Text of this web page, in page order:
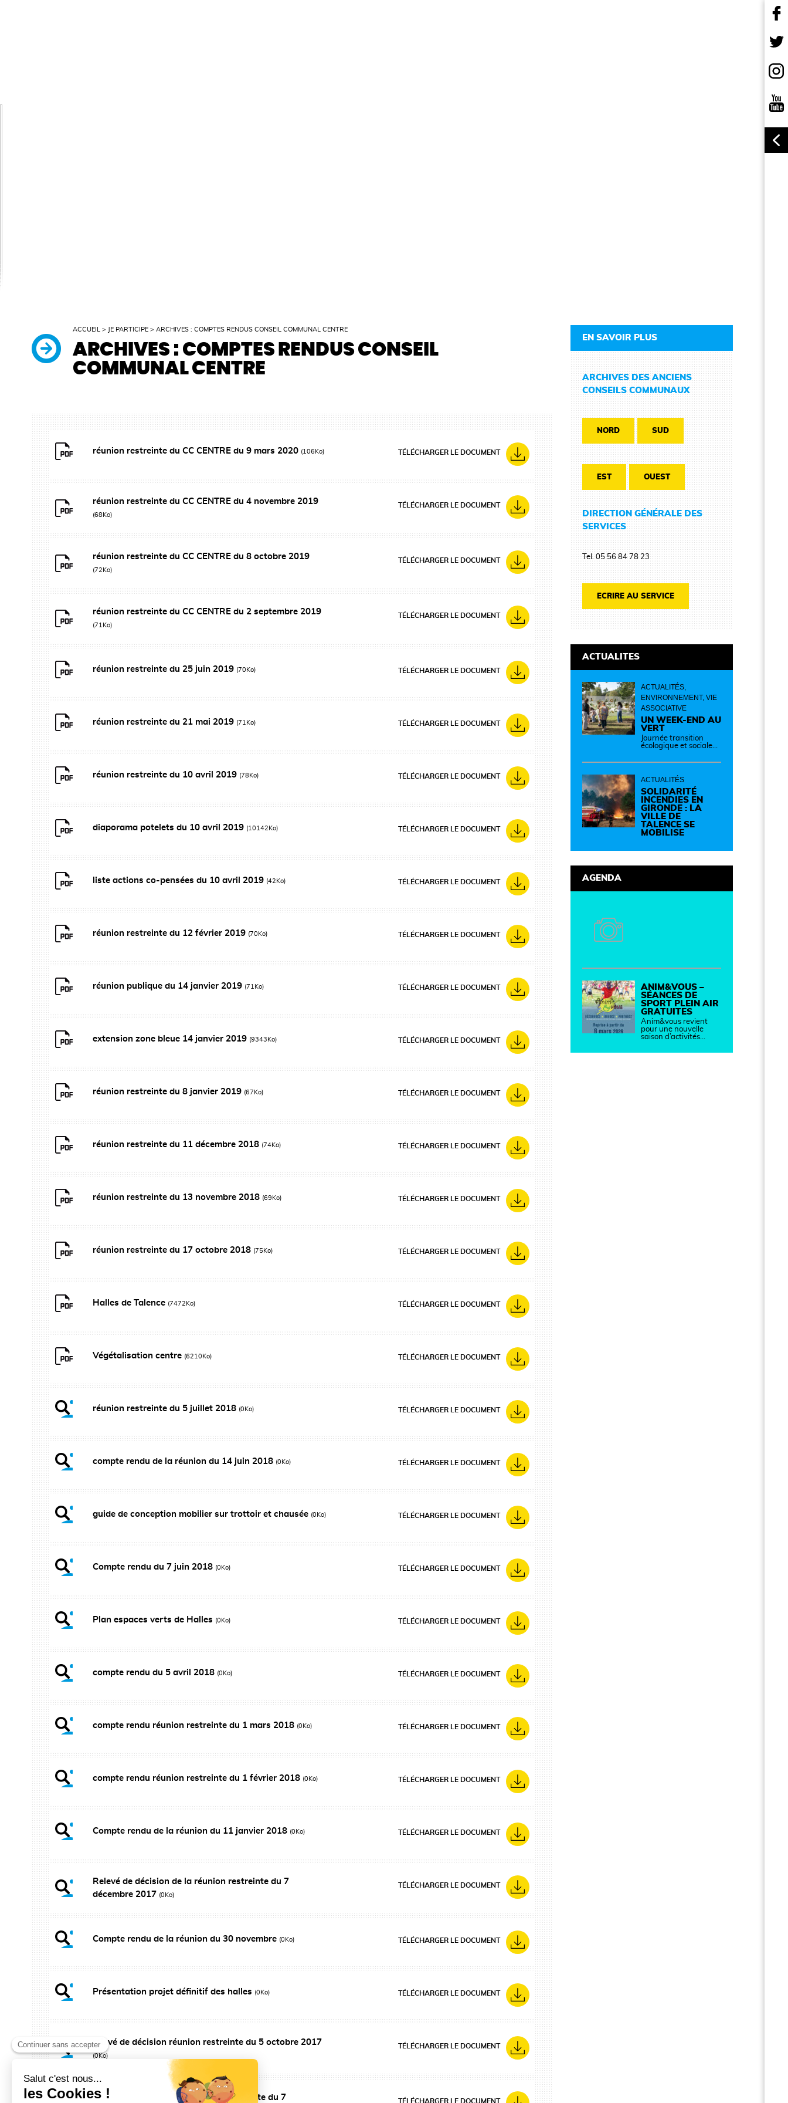
ACCUEIL > JE PARTICIPE >ARCHIVES : COMPTES RENDUS CONSEIL COMMUNAL CENTRE
ARCHIVES : COMPTES RENDUS CONSEIL
COMMUNAL CENTRE
réunion restreinte du CC CENTRE du 9 mars 2020 (106Ko) TÉLÉCHARGER LE DOCUMENT
réunion restreinte du CC CENTRE du 4 novembre 2019
(68Ko)
TÉLÉCHARGER LE DOCUMENT
réunion restreinte du CC CENTRE du 8 octobre 2019
(72Ko)
TÉLÉCHARGER LE DOCUMENT
réunion restreinte du CC CENTRE du 2 septembre 2019
(71Ko)
TÉLÉCHARGER LE DOCUMENT
réunion restreinte du 25 juin 2019 (70Ko) TÉLÉCHARGER LE DOCUMENT
réunion restreinte du 21 mai 2019 (71Ko) TÉLÉCHARGER LE DOCUMENT
réunion restreinte du 10 avril 2019 (78Ko) TÉLÉCHARGER LE DOCUMENT
diaporama potelets du 10 avril 2019 (10142Ko) TÉLÉCHARGER LE DOCUMENT
liste actions co-pensées du 10 avril 2019 (42Ko) TÉLÉCHARGER LE DOCUMENT
réunion restreinte du 12 février 2019 (70Ko) TÉLÉCHARGER LE DOCUMENT
réunion publique du 14 janvier 2019 (71Ko) TÉLÉCHARGER LE DOCUMENT
extension zone bleue 14 janvier 2019 (9343Ko) TÉLÉCHARGER LE DOCUMENT
réunion restreinte du 8 janvier 2019 (67Ko) TÉLÉCHARGER LE DOCUMENT
réunion restreinte du 11 décembre 2018 (74Ko) TÉLÉCHARGER LE DOCUMENT
réunion restreinte du 13 novembre 2018 (69Ko) TÉLÉCHARGER LE DOCUMENT
réunion restreinte du 17 octobre 2018 (75Ko) TÉLÉCHARGER LE DOCUMENT
Halles de Talence (7472Ko) TÉLÉCHARGER LE DOCUMENT
Végétalisation centre (6210Ko) TÉLÉCHARGER LE DOCUMENT
réunion restreinte du 5 juillet 2018 (0Ko) TÉLÉCHARGER LE DOCUMENT
compte rendu de la réunion du 14 juin 2018 (0Ko) TÉLÉCHARGER LE DOCUMENT
guide de conception mobilier sur trottoir et chausée (0Ko) TÉLÉCHARGER LE DOCUMENT
Compte rendu du 7 juin 2018 (0Ko) TÉLÉCHARGER LE DOCUMENT
Plan espaces verts de Halles (0Ko) TÉLÉCHARGER LE DOCUMENT
compte rendu du 5 avril 2018 (0Ko) TÉLÉCHARGER LE DOCUMENT
compte rendu réunion restreinte du 1 mars 2018 (0Ko) TÉLÉCHARGER LE DOCUMENT
compte rendu réunion restreinte du 1 février 2018 (0Ko) TÉLÉCHARGER LE DOCUMENT
Compte rendu de la réunion du 11 janvier 2018 (0Ko) TÉLÉCHARGER LE DOCUMENT
Relevé de décision de la réunion restreinte du 7
décembre 2017 (0Ko)
TÉLÉCHARGER LE DOCUMENT
Compte rendu de la réunion du 30 novembre (0Ko) TÉLÉCHARGER LE DOCUMENT
Présentation projet définitif des halles (0Ko) TÉLÉCHARGER LE DOCUMENT
relevé de décision réunion restreinte du 5 octobre 2017
(0Ko)
TÉLÉCHARGER LE DOCUMENT
relevé de décision de la réunion restreinte du 7 TÉLÉCHARGER LE DOCUMENT
EN SAVOIR PLUS
ARCHIVES DES ANCIENS
CONSEILS COMMUNAUX
NORD SUD
EST OUEST
DIRECTION GÉNÉRALE DES
SERVICES
Tel. 05 56 84 78 23
ECRIRE AU SERVICE
ACTUALITES
ACTUALITÉS,
ENVIRONNEMENT, VIE
ASSOCIATIVE
UN WEEK-END AU
VERT
Journée transition
écologique et sociale
de 14h à 19h Des
des rencontres pour
passer à l'action !
Cette journée réunit
de nombreux
partenaires autour
d'initiatives concrètes
pour un territoire plus
durable et solidaire.
ACTUALITÉS
SOLIDARITÉ
INCENDIES EN
GIRONDE : LA
VILLE DE
TALENCE SE
MOBILISE
AGENDA
ANIM&VOUS –
SÉANCES DE
SPORT PLEIN AIR
GRATUITES
Anim&vous revient
pour une nouvelle
saison d’activités…